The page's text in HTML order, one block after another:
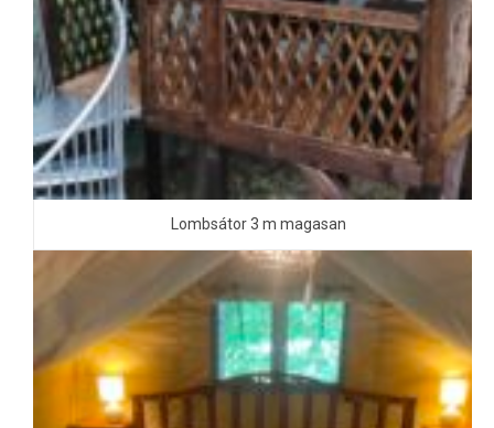
Lombsátor 3 m magasan